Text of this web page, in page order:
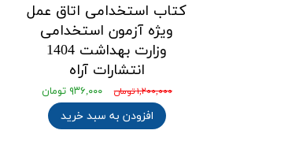
کتاب استخدامی اتاق عمل
ویژه آزمون استخدامی
وزارت بهداشت 1404
انتشارات آراه
۱,۲۰۰,۰۰۰ تومان ۹۳۶,۰۰۰ تومان
افزودن به سبد خرید